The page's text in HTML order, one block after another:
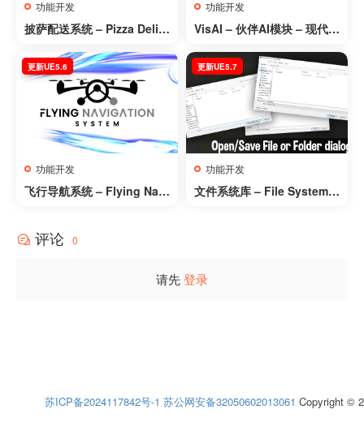
功能开发
披萨配送系统 – Pizza Deliv
功能开发
VisAI – 伙伴AI模块 – 现代化
n – Modern AI Framework
功能开发
飞行导航系统 – Flying Navi
更新UE5.6
功能开发
文件系统库 – File System L
更新UE5.7
评论 0
请先登录
苏ICP备2024117842号-1 苏公网安备32050602013061 Copyright ©